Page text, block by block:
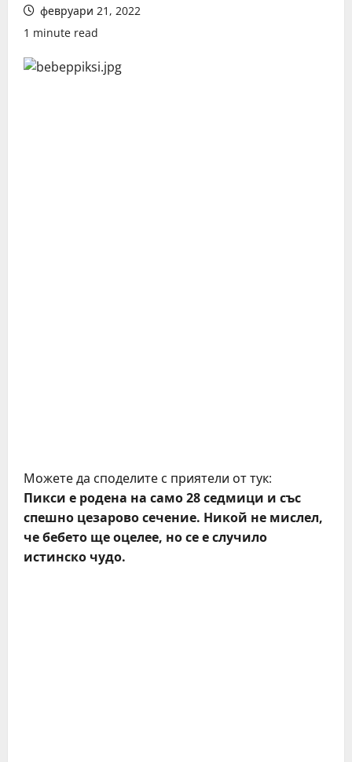
февруари 21, 2022
1 minute read
Можете да споделите с приятели от тук:
Пикси е родена на само 28 седмици и със
спешно цезарово сечение. Никой не мислел,
че бебето ще оцелее, но се е случило
истинско чудо.